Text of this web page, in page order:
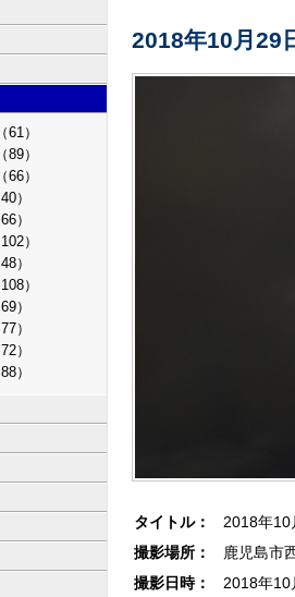
（61）
（89）
（66）
40）
66）
102）
48）
108）
69）
77）
72）
88）
2018年10月29
タイトル：
2018年10
撮影場所：
鹿児島市
撮影日時：
2018年